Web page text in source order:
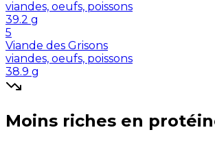
viandes, oeufs, poissons
39.2 g
5
Viande des Grisons
viandes, oeufs, poissons
38.9 g
Moins riches en